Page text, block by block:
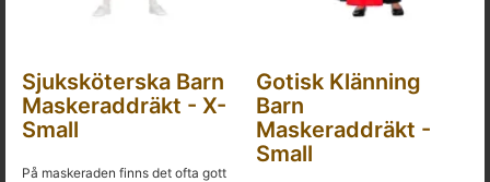
Sjuksköterska Barn
Maskeraddräkt - X-
Small
På maskeraden finns det ofta gott
Gotisk Klänning
Barn
Maskeraddräkt -
Small